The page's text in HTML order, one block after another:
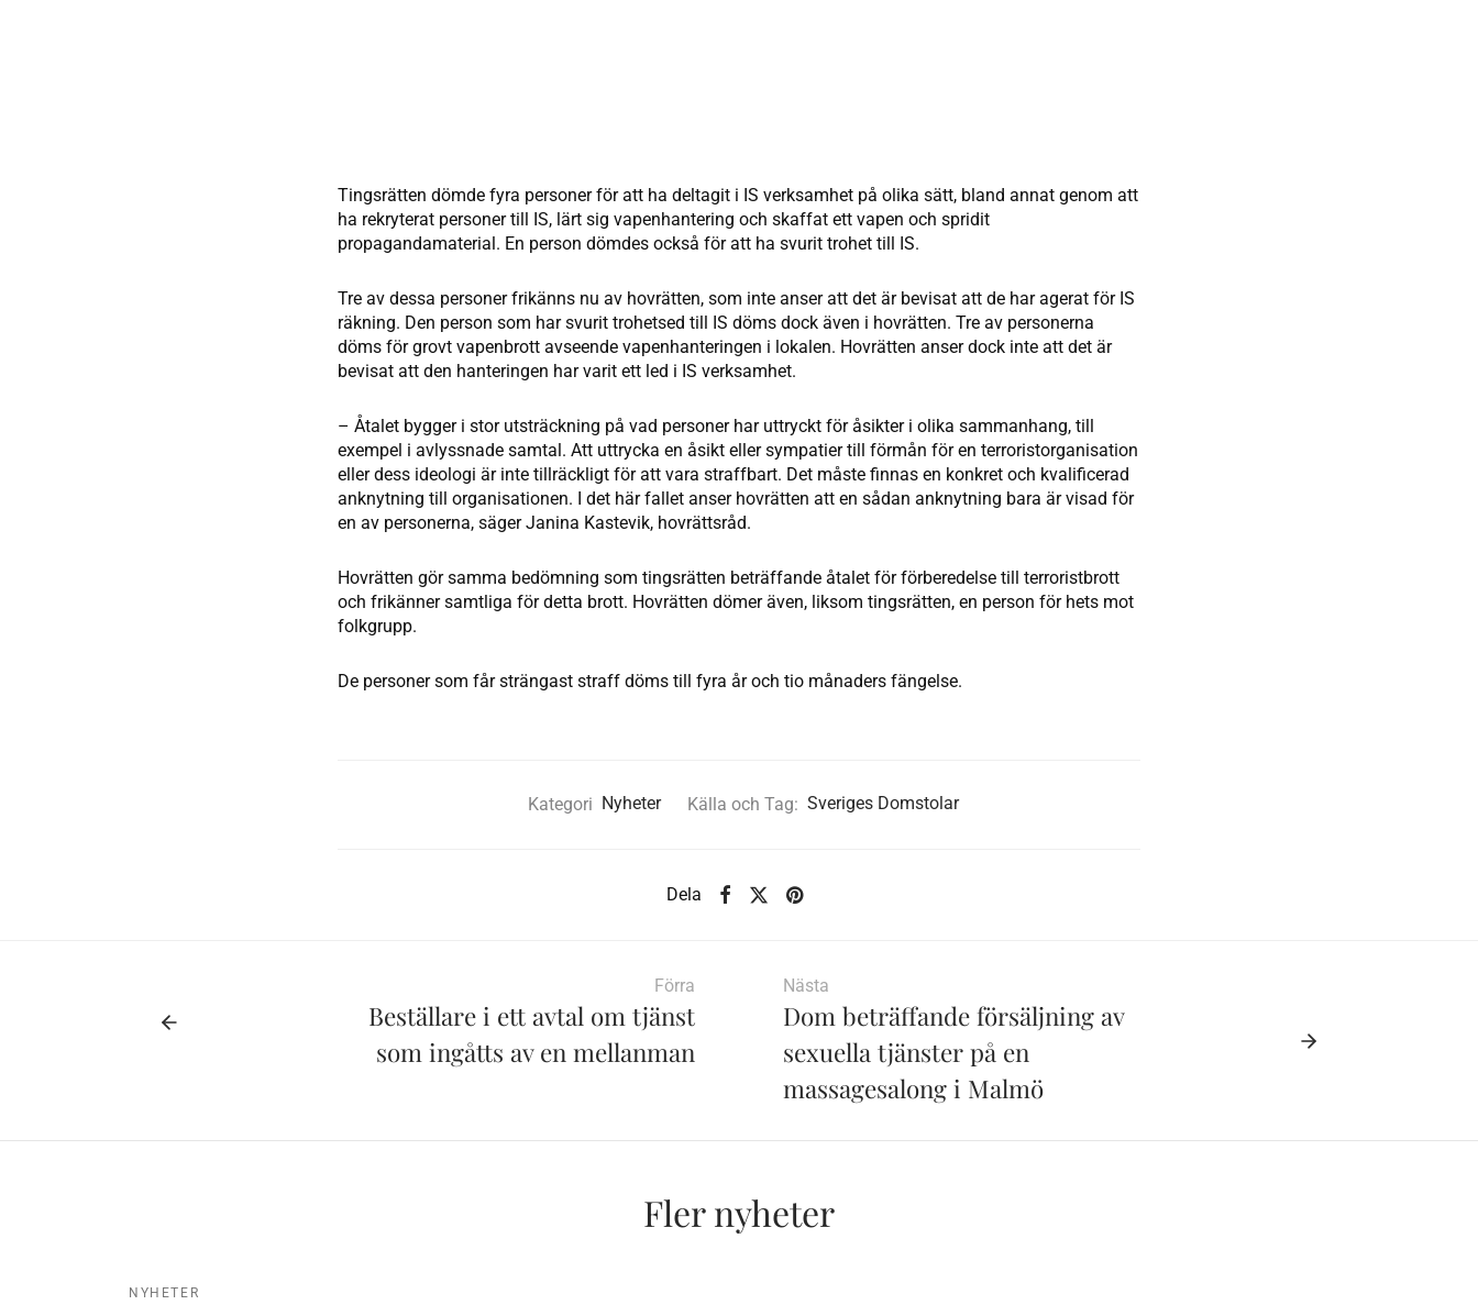
Tingsrätten dömde fyra personer för att ha deltagit i IS verksamhet på olika sätt, bland annat genom att
ha rekryterat personer till IS, lärt sig vapenhantering och skaffat ett vapen och spridit
propagandamaterial. En person dömdes också för att ha svurit trohet till IS.
Tre av dessa personer frikänns nu av hovrätten, som inte anser att det är bevisat att de har agerat för IS
räkning. Den person som har svurit trohetsed till IS döms dock även i hovrätten. Tre av personerna
döms för grovt vapenbrott avseende vapenhanteringen i lokalen. Hovrätten anser dock inte att det är
bevisat att den hanteringen har varit ett led i IS verksamhet.
– Åtalet bygger i stor utsträckning på vad personer har uttryckt för åsikter i olika sammanhang, till
exempel i avlyssnade samtal. Att uttrycka en åsikt eller sympatier till förmån för en terroristorganisation
eller dess ideologi är inte tillräckligt för att vara straffbart. Det måste finnas en konkret och kvalificerad
anknytning till organisationen. I det här fallet anser hovrätten att en sådan anknytning bara är visad för
en av personerna, säger Janina Kastevik, hovrättsråd.
Hovrätten gör samma bedömning som tingsrätten beträffande åtalet för förberedelse till terroristbrott
och frikänner samtliga för detta brott. Hovrätten dömer även, liksom tingsrätten, en person för hets mot
folkgrupp.
De personer som får strängast straff döms till fyra år och tio månaders fängelse.
Kategori Nyheter Källa och Tag: Sveriges Domstolar
Dela
Förra
Beställare i ett avtal om tjänst
som ingåtts av en mellanman
Nästa
Dom beträffande försäljning av
sexuella tjänster på en
massagesalong i Malmö
Fler nyheter
NYHETER